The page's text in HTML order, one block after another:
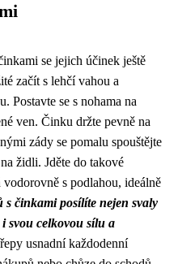
se jejich účinek ještě
začít s lehčí vahou a
Postavte se s nohama na
ven. Činku držte pevně na
zády se pomalu spouštějte
židli. Jděte do takové
s podlahou, ideálně
s činkami posílíte nejen svaly
svou celkovou sílu a
usnadní každodenní